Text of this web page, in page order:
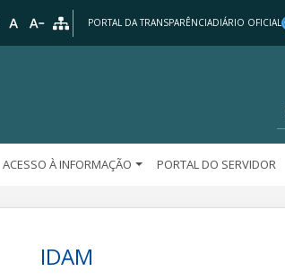
PORTAL DA TRANSPARÊNCIADIÁRIO OFICIAL
ACESSO À INFORMAÇÃO PORTAL DO SERVIDOR
IDAM